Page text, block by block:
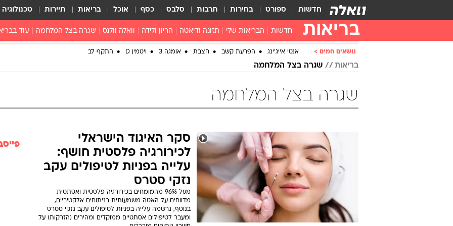
חדשות ספורט בחירות תרבות סלבס כסף אוכל בריאות תיירות טכנולוגיה
בריאות חדשות הבריאות שלי
חיסונים פפילומה
דוקטור, מה יש לי
בית מרקחת
ויטמינים בריאות האישה
תזונה ודיאטה
תזונה מונעת
הריון ולידה
פוריות וגינקולוגיה
וואלה וולנס שגרה בצל המלחמה עוד
פסיכולוגיה
נושאים חמים אנטי אייג'ינג הפרעת קשב חצבת אומגה 3 ויטמין D התקף לב
בריאות שגרה בצל המלחמה
שגרה בצל המלחמה
סקר האיגוד הישראלי
לכירורגיה פלסטית חושף:
עלייה בפניות לטיפולים עקב
נזקי סטרס
מעל 96% מהמומחים בכירורגיה פלסטית ואסתטית
מדווחים על האטה משמעותית בניתוחים אלקטיביים,
בנוסף, נרשמה עלייה בפניות לטיפולים עקב נזקי סטרס
ומעבר לטיפולים אסתטיים ממוקדים ומהירים (הזרקות) על